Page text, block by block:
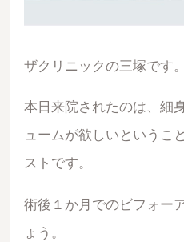
ザクリニックの三塚です。
本日来院されたのは、細
ュームが欲しいというこ
ストです。
術後１か月でのビフォー
ょう。